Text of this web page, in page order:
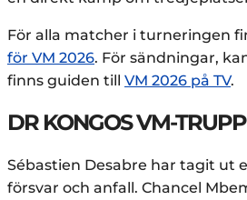
För alla matcher i turneringen
för VM 2026. För sändningar,
finns guiden till VM 2026 på TV.
DR KONGOS VM-
Sébastien Desabre har tagit ut
försvar och anfall. Chancel